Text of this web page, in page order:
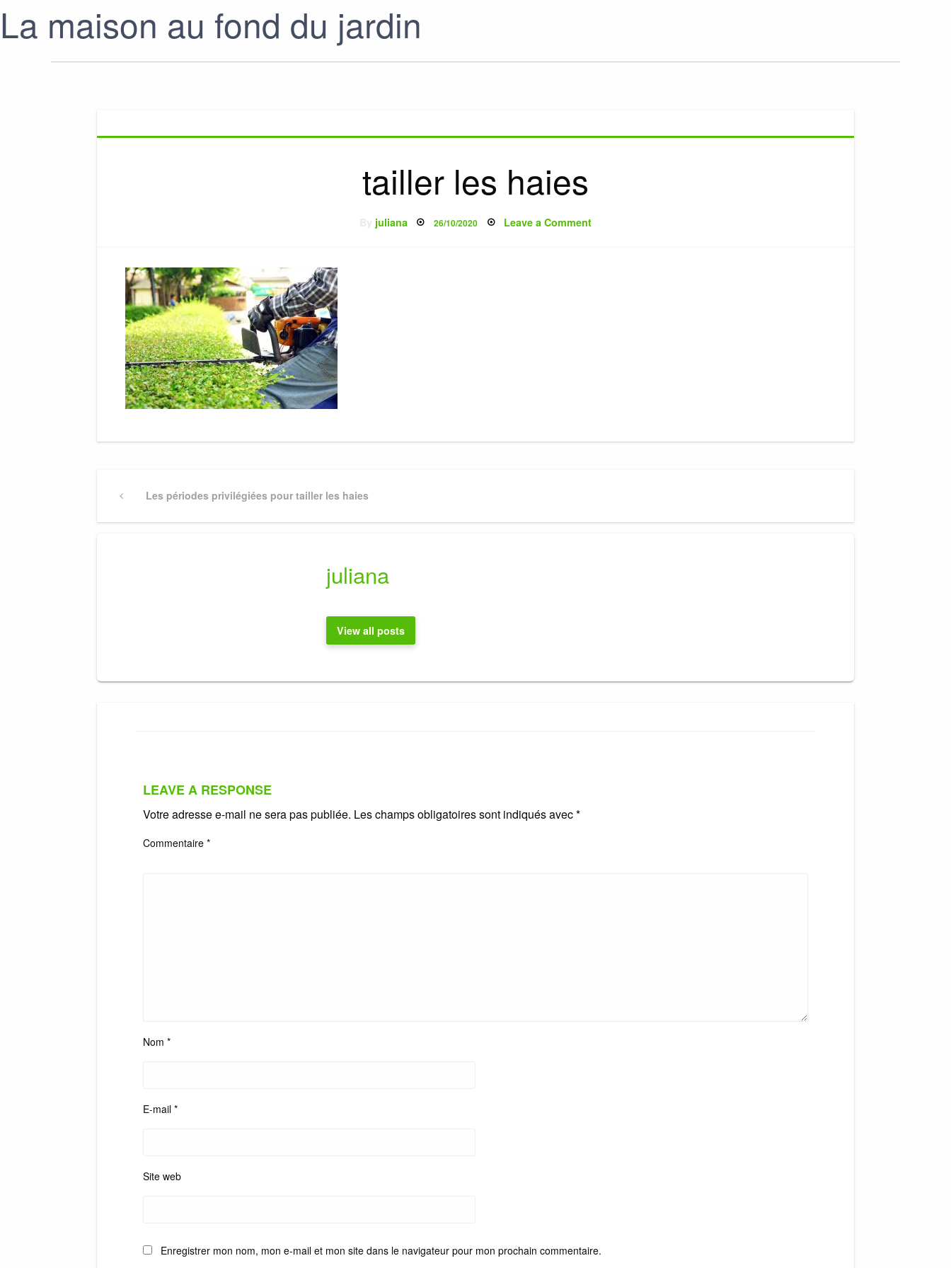
La maison au fond du jardin
tailler les haies
juliana Posted
on
26/10/2020 Leave a Commenton
tailler
Navigation
de
PreviousLes périodes privilégiées pour tailler les haies
juliana
View all posts
LEAVE A RESPONSE
Votre adresse e-mail ne sera pas publiée. Les champs obligatoires sont indiqués avec*
Commentaire *
Nom *
E-mail *
Site web
Enregistrer mon nom, mon e-mail et mon site dans le navigateur pour mon prochain commentaire.